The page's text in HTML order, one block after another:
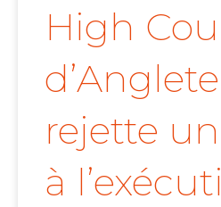
High
rejette
à